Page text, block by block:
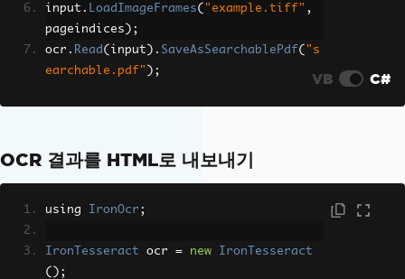
input . LoadImageFrames( "example.tiff" ,
pageindices );
ocr . Read ( input ). SaveAsSearchablePdf( "s
earchable.pdf" ); VB C#
OCR 결과를 HTML로 내보내기
using IronOcr ;
IronTesseract ocr = new
IronTesseract
();